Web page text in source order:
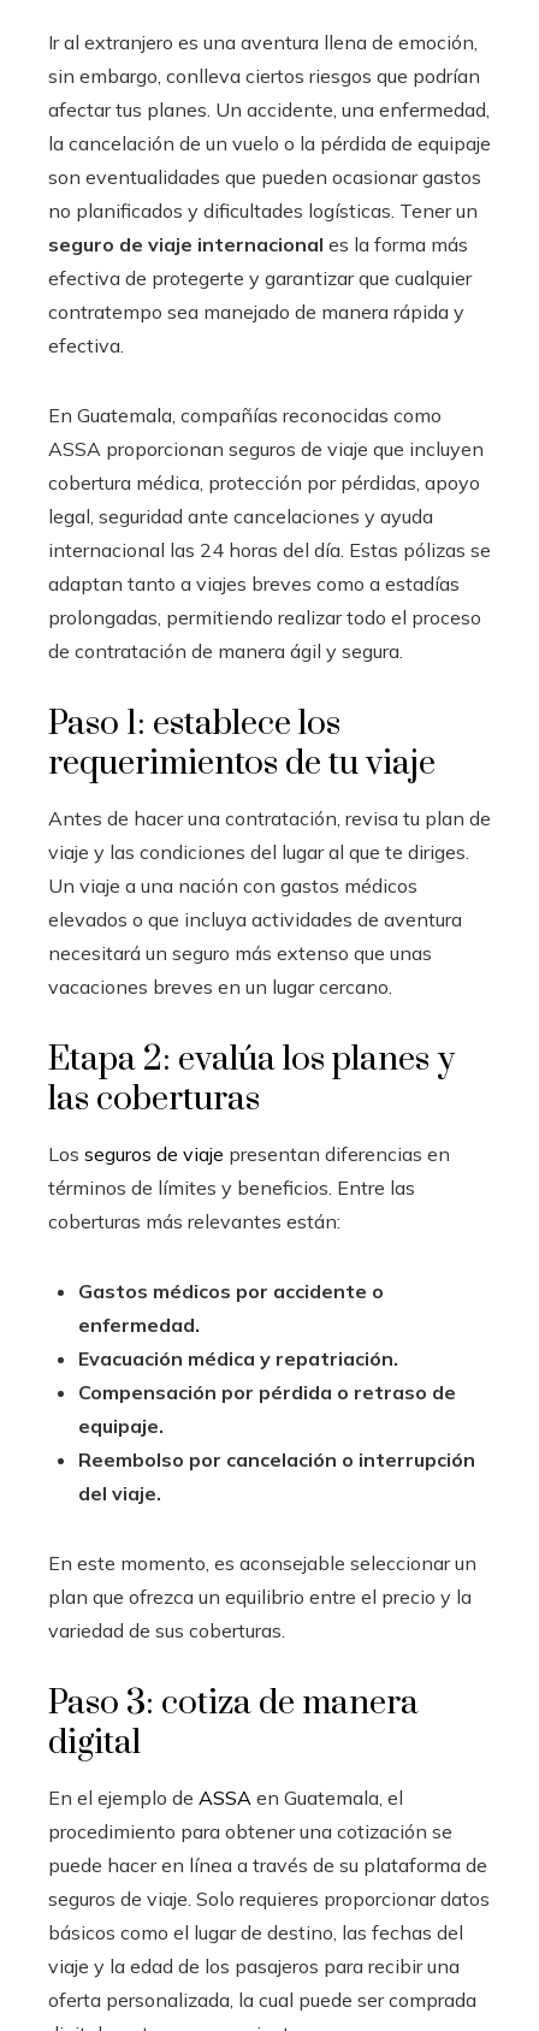
Ir al extranjero es una aventura llena de emoción,
sin embargo, conlleva ciertos riesgos que podrían
afectar tus planes. Un accidente, una enfermedad,
la cancelación de un vuelo o la pérdida de equipaje
son eventualidades que pueden ocasionar gastos
no planificados y dificultades logísticas. Tener un
seguro de viaje internacional es la forma más
efectiva de protegerte y garantizar que cualquier
contratempo sea manejado de manera rápida y
efectiva.
En Guatemala, compañías reconocidas como
ASSA proporcionan seguros de viaje que incluyen
cobertura médica, protección por pérdidas, apoyo
legal, seguridad ante cancelaciones y ayuda
internacional las 24 horas del día. Estas pólizas se
adaptan tanto a viajes breves como a estadías
prolongadas, permitiendo realizar todo el proceso
de contratación de manera ágil y segura.
Paso 1: establece los
requerimientos de tu viaje
Antes de hacer una contratación, revisa tu plan de
viaje y las condiciones del lugar al que te diriges.
Un viaje a una nación con gastos médicos
elevados o que incluya actividades de aventura
necesitará un seguro más extenso que unas
vacaciones breves en un lugar cercano.
Etapa 2: evalúa los planes y
las coberturas
Los seguros de viaje presentan diferencias en
términos de límites y beneficios. Entre las
coberturas más relevantes están:
Gastos médicos por accidente o
enfermedad.
Evacuación médica y repatriación.
Compensación por pérdida o retraso de
equipaje.
Reembolso por cancelación o interrupción
del viaje.
En este momento, es aconsejable seleccionar un
plan que ofrezca un equilibrio entre el precio y la
variedad de sus coberturas.
Paso 3: cotiza de manera
digital
En el ejemplo de ASSA en Guatemala, el
procedimiento para obtener una cotización se
puede hacer en línea a través de su plataforma de
seguros de viaje. Solo requieres proporcionar datos
básicos como el lugar de destino, las fechas del
viaje y la edad de los pasajeros para recibir una
oferta personalizada, la cual puede ser comprada